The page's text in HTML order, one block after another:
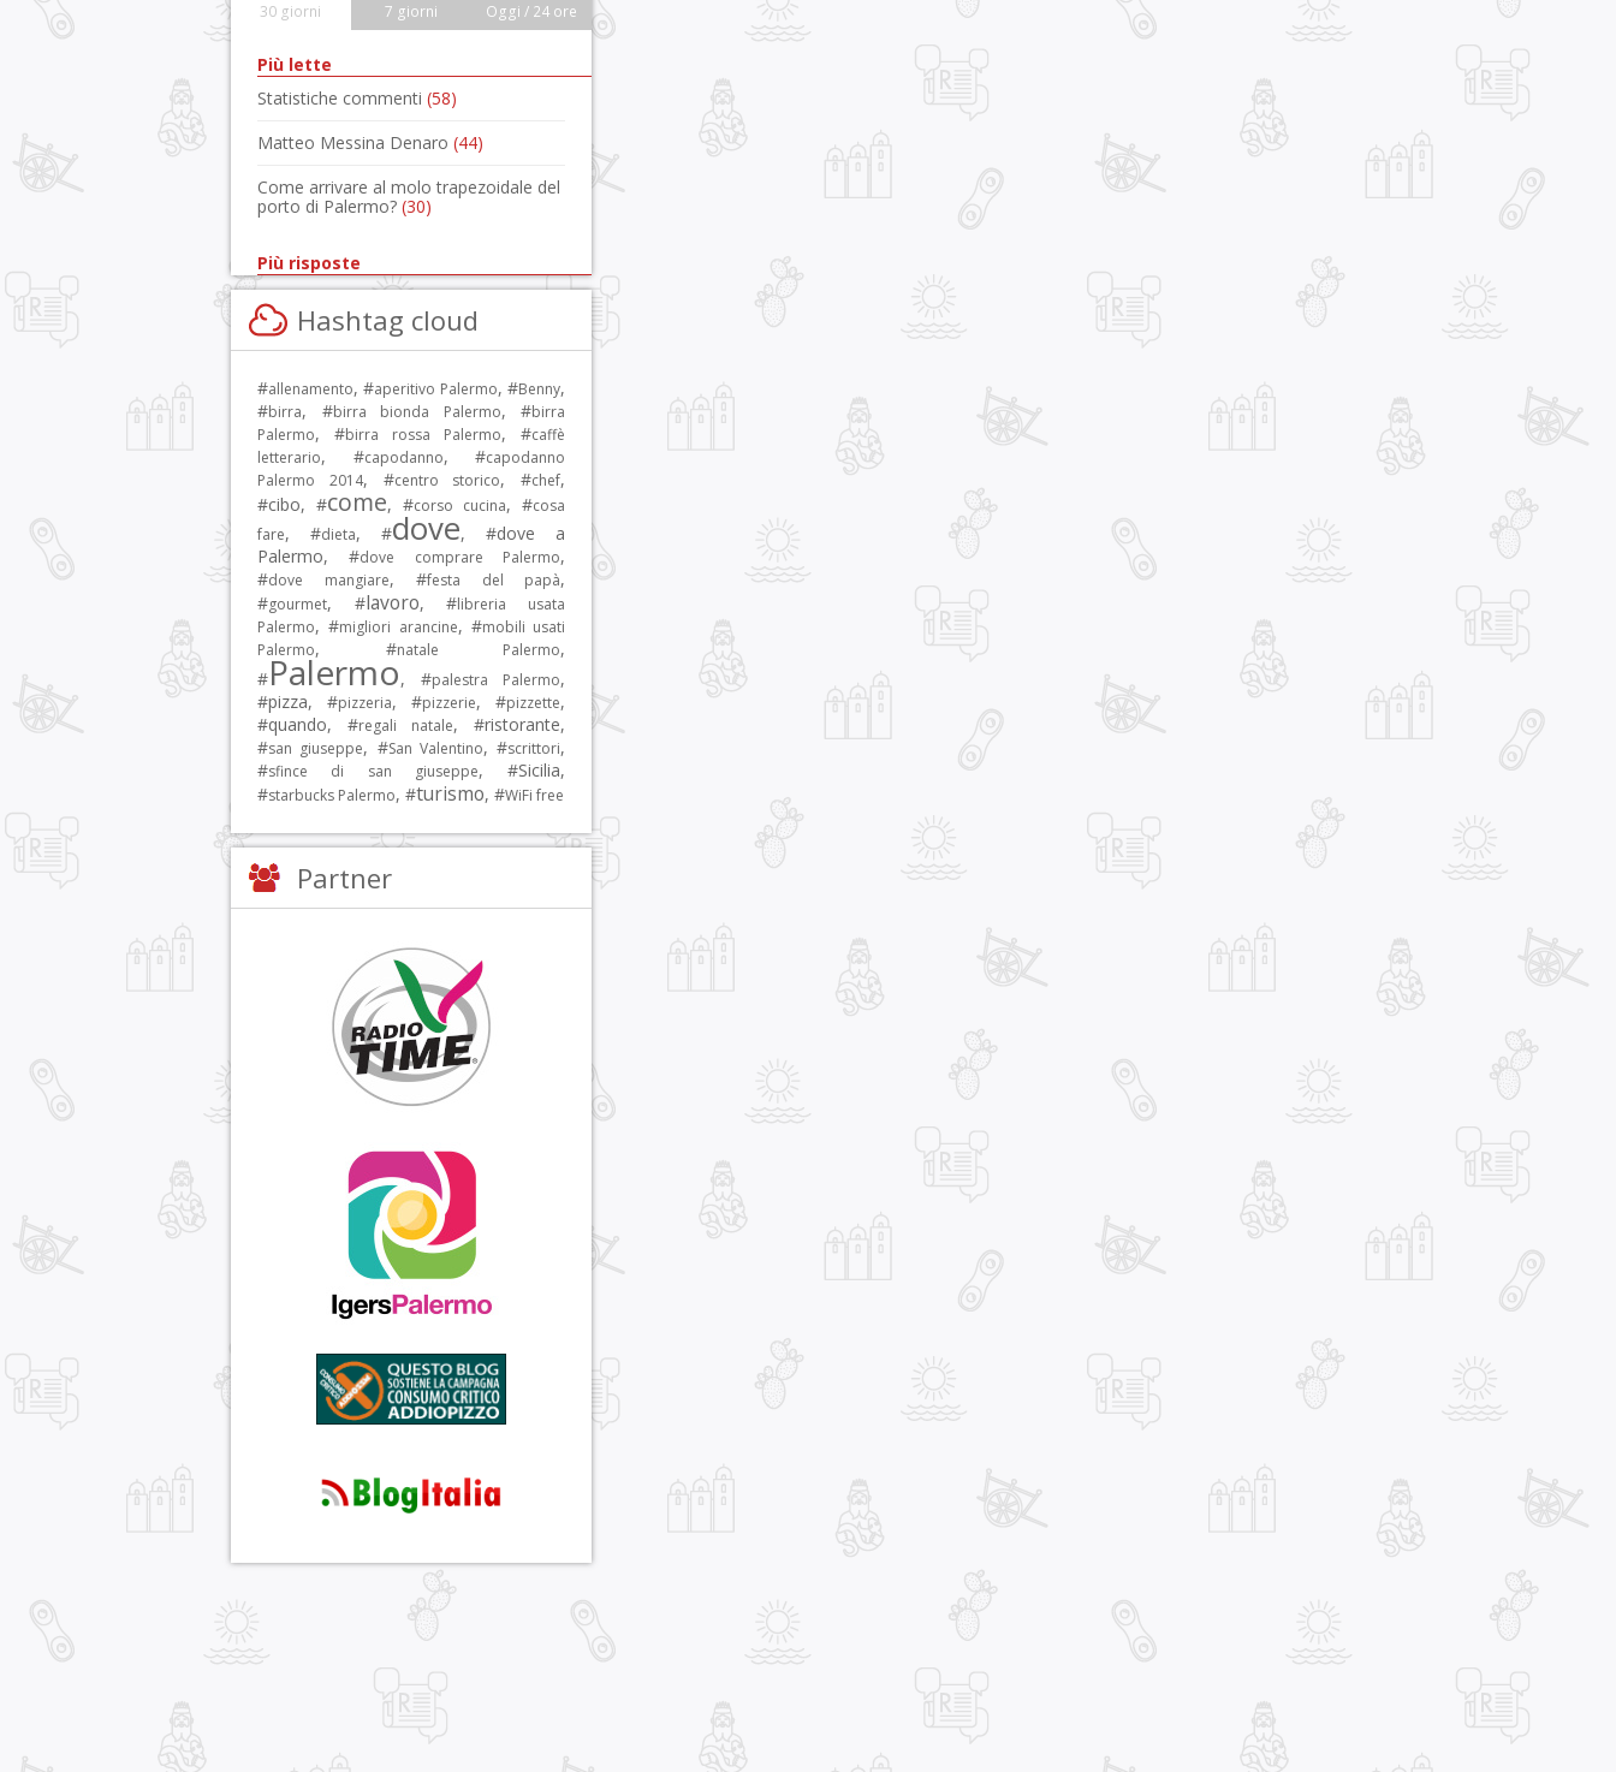
30 giorni 7 giorni Oggi / 24 ore
Più lette
Statistiche commenti (58)
Matteo Messina Denaro (44)
Come arrivare al molo trapezoidale del
porto di Palermo? (30)
Più risposte
Hashtag cloud
#allenamento, #aperitivo Palermo, #Benny,
#birra, #birra bionda Palermo, #birra
Palermo, #birra rossa Palermo, #caffè
letterario, #capodanno, #capodanno
Palermo 2014, #centro storico, #chef,
#cibo, #come, #corso cucina, #cosa
fare, #dieta, #dove, #dove a
Palermo, #dove comprare Palermo,
#dove mangiare, #festa del papà,
#gourmet, #lavoro, #libreria usata
Palermo, #migliori arancine, #mobili usati
Palermo, #natale Palermo,
#Palermo, #palestra Palermo,
#pizza, #pizzeria, #pizzerie, #pizzette,
#quando, #regali natale, #ristorante,
#san giuseppe, #San Valentino, #scrittori,
#sfince di san giuseppe, #Sicilia,
#starbucks Palermo, #turismo, #WiFi free
Partner